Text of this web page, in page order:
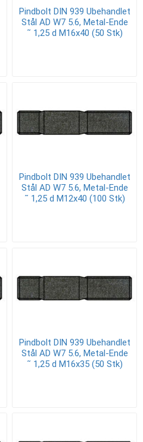
Pindbolt DIN 939 Ubehandlet
Stål AD W7 5.6, Metal-Ende
˜ 1,25 d M16x40 (50 Stk)
Pindbolt DIN 939 Ubehandlet
Stål AD W7 5.6, Metal-Ende
˜ 1,25 d M12x40 (100 Stk)
Pindbolt DIN 939 Ubehandlet
Stål AD W7 5.6, Metal-Ende
˜ 1,25 d M16x35 (50 Stk)